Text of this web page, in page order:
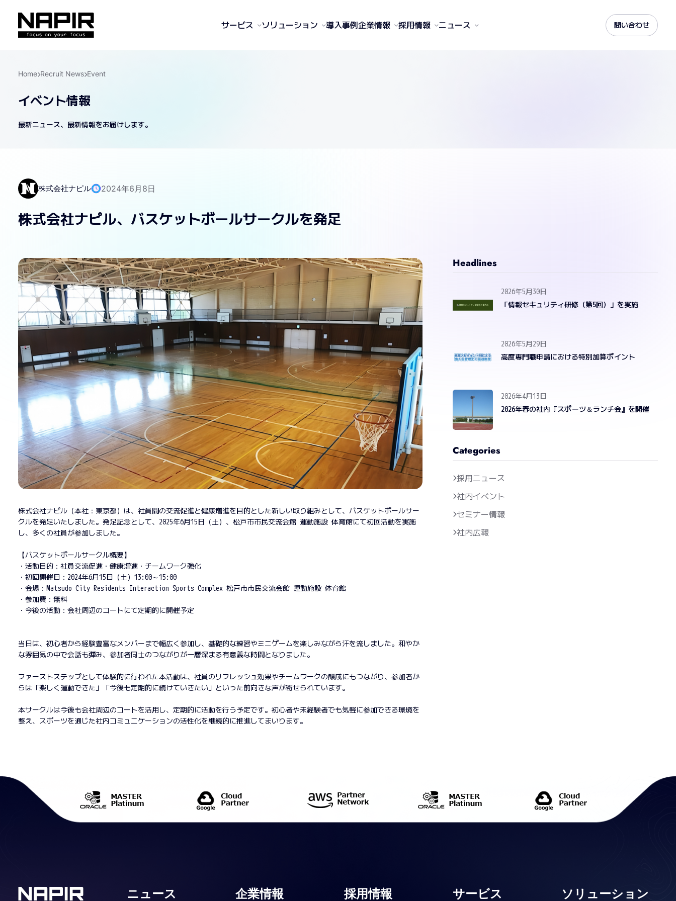
サービス ソリューション 導入事例企業情報 採用情報 ニュース 問い合わせ
Home Recruit News Event
イベント情報
最新ニュース、最新情報をお届けします。
株式会社ナピル 2024年6月8日
株式会社ナピル、バスケットボールサークルを発足
株式会社ナピル（本社：東京都）は、社員間の交流促進と健康増進を目的とした新しい取り組みとして、バスケットボールサー
クルを発足いたしました。発足記念として、2025年6月15日（土）、松戸市市民交流会館 運動施設 体育館にて初回活動を実施
し、多くの社員が参加しました。
【バスケットボールサークル概要】
・活動目的：社員交流促進・健康増進・チームワーク強化
・初回開催日：2024年6月15日（土）13:00～15:00
・会場：Matsudo City Residents Interaction Sports Complex 松戸市市民交流会館 運動施設 体育館
・参加費：無料
・今後の活動：会社周辺のコートにて定期的に開催予定
当日は、初心者から経験豊富なメンバーまで幅広く参加し、基礎的な練習やミニゲームを楽しみながら汗を流しました。和やか
な雰囲気の中で会話も弾み、参加者同士のつながりが一層深まる有意義な時間となりました。
ファーストステップとして体験的に行われた本活動は、社員のリフレッシュ効果やチームワークの醸成にもつながり、参加者か
らは「楽しく運動できた」「今後も定期的に続けていきたい」といった前向きな声が寄せられています。
本サークルは今後も会社周辺のコートを活用し、定期的に活動を行う予定です。初心者や未経験者でも気軽に参加できる環境を
整え、スポーツを通じた社内コミュニケーションの活性化を継続的に推進してまいります。
Headlines
2026年5月30日
「情報セキュリティ研修（第5回）」を実施
2026年5月29日
高度専門職申請における特別加算ポイント
2026年4月13日
2026年春の社内『スポーツ＆ランチ会』を開催
Categories
採用ニュース
社内イベント
セミナー情報
社内広報
ニュース 企業情報 採用情報 サービス ソリューション